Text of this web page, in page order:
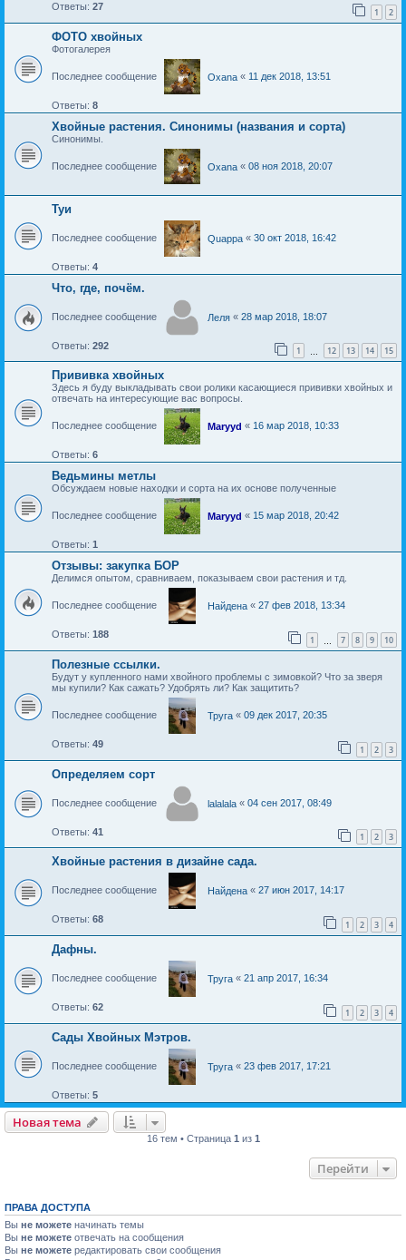
Ответы: 27 1 2
ФОТО хвойных
Фотогалерея
Последнее сообщение Oxana « 11 дек 2018, 13:51
Ответы: 8
Хвойные растения. Синонимы (названия и сорта)
Синонимы.
Последнее сообщение Oxana « 08 ноя 2018, 20:07
Туи
Последнее сообщение Quappa « 30 окт 2018, 16:42
Ответы: 4
Что, где, почём.
Последнее сообщение Леля « 28 мар 2018, 18:07
Ответы: 292 1 12 13 14 15
Прививка хвойных
Здесь я буду выкладывать свои ролики касающиеся прививки хвойных и
отвечать на интересующие вас вопросы.
Последнее сообщение Maryyd « 16 мар 2018, 10:33
Ответы: 6
Ведьмины метлы
Обсуждаем новые находки и сорта на их основе полученные
Последнее сообщение Maryyd « 15 мар 2018, 20:42
Ответы: 1
Отзывы: закупка БОР
Делимся опытом, сравниваем, показываем свои растения и тд.
Последнее сообщение Найдена « 27 фев 2018, 13:34
Ответы: 188 1 7 8 9 10
Полезные ссылки.
Будут у купленного нами хвойного проблемы с зимовкой? Что за зверя
мы купили? Как сажать? Удобрять ли? Как защитить?
Последнее сообщение Труга « 09 дек 2017, 20:35
Ответы: 49 1 2 3
Определяем сорт
Последнее сообщение lalalala « 04 сен 2017, 08:49
Ответы: 41 1 2 3
Хвойные растения в дизайне сада.
Последнее сообщение Найдена « 27 июн 2017, 14:17
Ответы: 68 1 2 3 4
Дафны.
Последнее сообщение Труга « 21 апр 2017, 16:34
Ответы: 62 1 2 3 4
Сады Хвойных Мэтров.
Последнее сообщение Труга « 23 фев 2017, 17:21
Ответы: 5
Новая тема
Новаятема
16 тем • Страница 1 из 1
Перейти
ПРАВА ДОСТУПА
Вы не можете начинать темы
Вы не можете отвечать на сообщения
Вы не можете редактировать свои сообщения